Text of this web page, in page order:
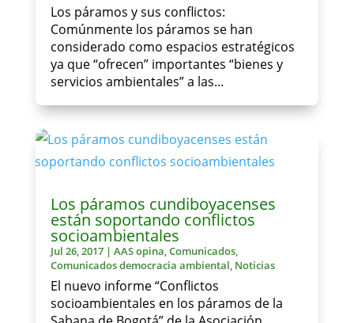
Los páramos y sus conflictos:
Comúnmente los páramos se han
considerado como espacios estratégicos
ya que “ofrecen” importantes “bienes y
servicios ambientales” a las...
Los páramos cundiboyacenses
están soportando conflictos
socioambientales
Jul 26, 2017| AAS opina,Comunicados,
Comunicados democracia ambiental, Noticias
El nuevo informe “Conflictos
socioambientales en los páramos de la